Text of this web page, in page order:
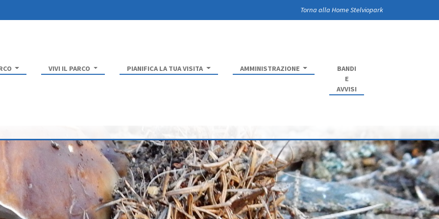
Torna alla Home Stelviopark
VIVI IL PARCO PIANIFICA LA TUA VISITA AMMINISTRAZIONE
BANDI
E
AVVISI